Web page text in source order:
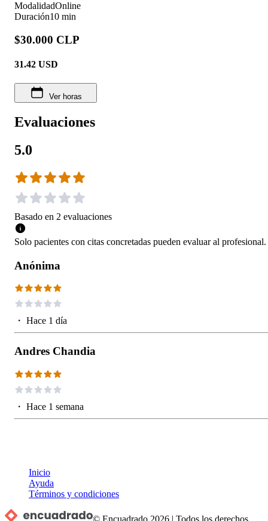
ModalidadOnline
Duración10 min
$30.000 CLP
31.42 USD
Ver horas
Evaluaciones
5.0
Basado en 2 evaluaciones
Solo pacientes con citas concretadas pueden evaluar al profesional.
Anónima
・ Hace 1 día
Andres Chandia
・ Hace 1 semana
Inicio
Ayuda
Términos y condiciones
© Encuadrado 2026 |Todos los derechos